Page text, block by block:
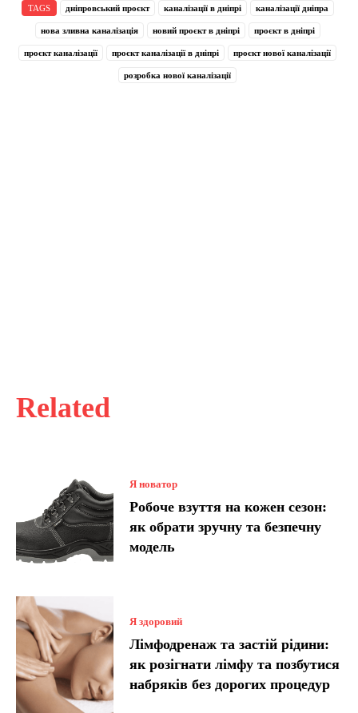
Related
Я новатор
Робоче взуття на кожен сезон:
як обрати зручну та безпечну
модель
Я здоровий
Лімфодренаж та застій рідини:
як розігнати лімфу та позбутися
набряків без дорогих процедур
TAGS дніпровський проєкт каналізації в дніпрі каналізації дніпра
нова зливна каналізація новий проєкт в дніпрі проєкт в дніпрі
проєкт каналізації проєкт каналізації в дніпрі проєкт нової каналізації
розробка нової каналізації